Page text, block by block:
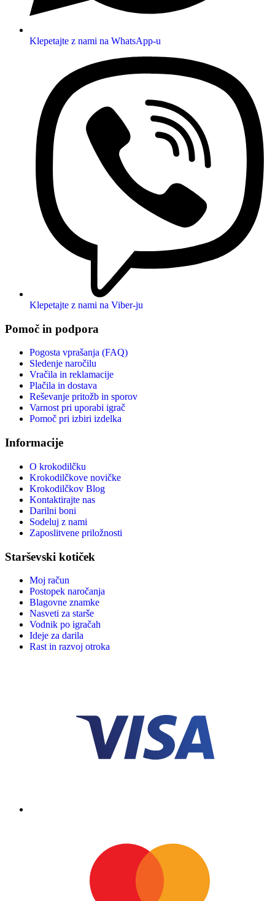
Klepetajte z nami na WhatsApp-u
Klepetajte z nami na Viber-ju
Pomoč in podpora
Pogosta vprašanja (FAQ)
Sledenje naročilu
Vračila in reklamacije
Plačila in dostava
Reševanje pritožb in sporov
Varnost pri uporabi igrač
Pomoč pri izbiri izdelka
Informacije
O krokodilčku
Krokodilčkove novičke
Krokodilčkov Blog
Kontaktirajte nas
Darilni boni
Sodeluj z nami
Zaposlitvene priložnosti
Starševski kotiček
Moj račun
Postopek naročanja
Blagovne znamke
Nasveti za starše
Vodnik po igračah
Ideje za darila
Rast in razvoj otroka